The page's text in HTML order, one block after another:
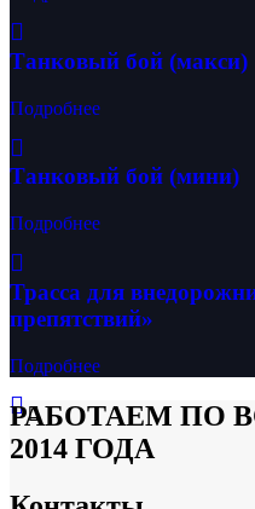
Танковый бой (макси)
Подробнее
Танковый бой (мини)
Подробнее
Трасса для
препятствий»
Подробнее
РАБОТАЕМ ПО
2014 ГОДА